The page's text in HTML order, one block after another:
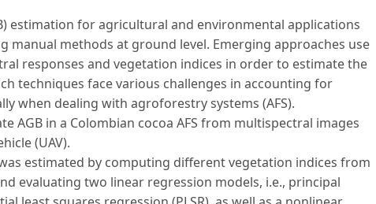
estimation for agricultural and environmental applications
manual methods at ground level. Emerging approaches use
responses and vegetation indices in order to estimate the
techniques face various challenges in accounting for
when dealing with agroforestry systems (AFS).
AGB in a Colombian cocoa AFS from multispectral images
(UAV).
estimated by computing different vegetation indices from
evaluating two linear regression models, i.e., principal